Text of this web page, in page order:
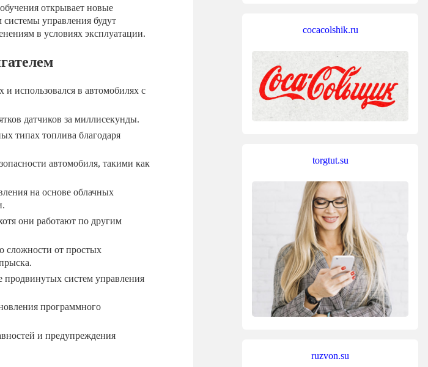
открывает новые
управления будут
в условиях эксплуатации.
использовался в автомобилях с
датчиков за миллисекунды.
типах топлива благодаря
автомобиля, такими как
на основе облачных
они работают по другим
сложности от простых
продвинутых систем управления
программного
и предупреждения
cocacolshik.ru
torgtut.su
ruzvon.su